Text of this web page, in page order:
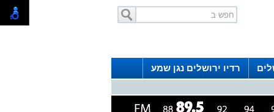
רדיו ירושלים נגן שמע